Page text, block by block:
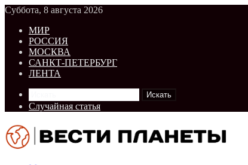
Суббота, 8 августа 2026
МИР
РОССИЯ
МОСКВА
САНКТ-ПЕТЕРБУРГ
ЛЕНТА
Искать
Случайная статья